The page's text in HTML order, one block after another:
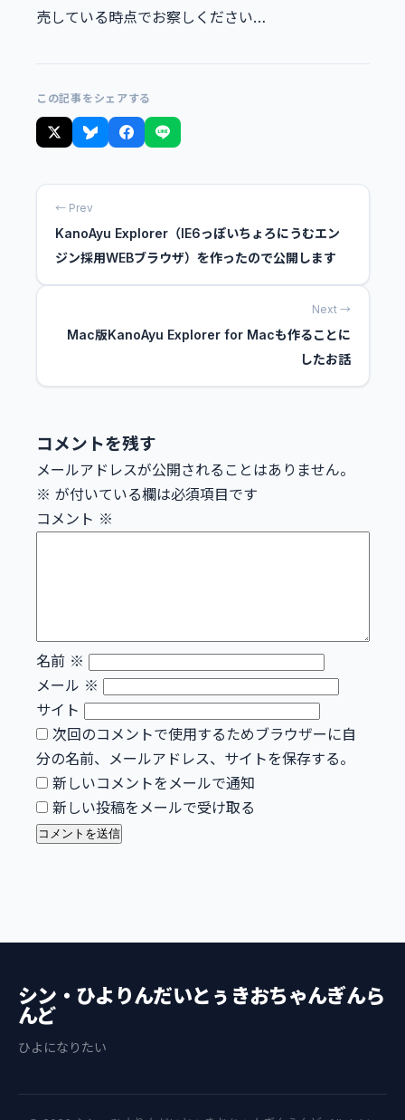
売している時点でお察しください…
この記事をシェアする
← Prev
KanoAyu Explorer（IE6っぽいちょろにうむエン
ジン採用WEBブラウザ）を作ったので公開します
Next →
Mac版KanoAyu Explorer for Macも作ることに
したお話
コメントを残す
メールアドレスが公開されることはありません。
※ が付いている欄は必須項目です
コメント ※
名前 ※
メール ※
サイト
次回のコメントで使用するためブラウザーに自
分の名前、メールアドレス、サイトを保存する。
新しいコメントをメールで通知
新しい投稿をメールで受け取る
シン・ひよりんだいとぅきおちゃんぎんら
んど
ひよになりたい